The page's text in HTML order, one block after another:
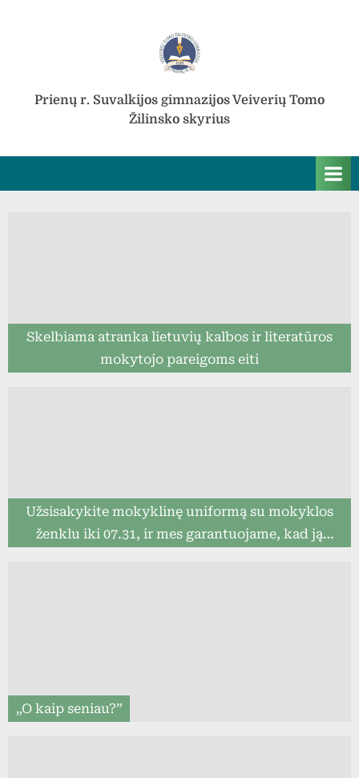
Prienų r. Suvalkijos gimnazijos Veiverių Tomo
Žilinsko skyrius
Skelbiama atranka lietuvių kalbos ir literatūros
mokytojo pareigoms eiti
Užsisakykite mokyklinę uniformą su mokyklos
ženklu iki 07.31, ir mes garantuojame, kad ją
„O kaip seniau?”